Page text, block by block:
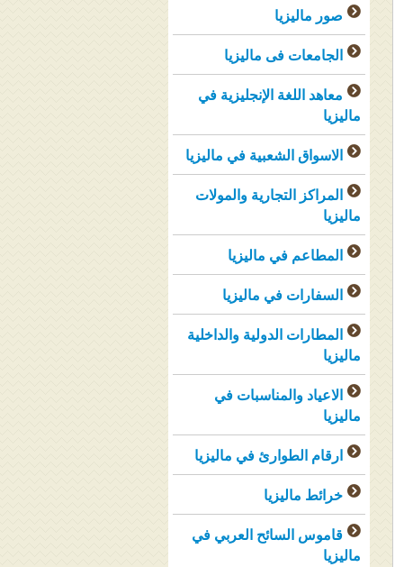
صور ماليزيا
الجامعات فى ماليزيا
معاهد اللغة الإنجليزية في
ماليزيا
الاسواق الشعبية في ماليزيا
المراكز التجارية والمولات
ماليزيا
المطاعم في ماليزيا
السفارات في ماليزيا
المطارات الدولية والداخلية
ماليزيا
الاعياد والمناسبات في
ماليزيا
ارقام الطوارئ في ماليزيا
خرائط ماليزيا
قاموس السائح العربي في
ماليزيا